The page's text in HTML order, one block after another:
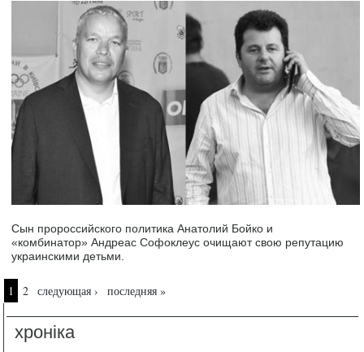
Сын пророссийского политика Анатолий Бойко и
«комбинатор» Андреас Софоклеус очищают свою репутацию
украинскими детьми.
Страницы
1 2 следующая › последняя »
хроніка